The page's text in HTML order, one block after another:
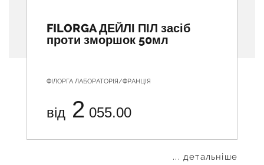
FILORGA ДЕЙЛІ ПІЛ засіб
проти зморшок 50мл
ФІЛОРГА ЛАБОРАТОРІЯ/ФРАНЦІЯ
від 2 055.00
... детальніше